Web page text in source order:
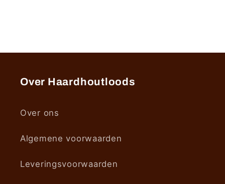
Over Haardhoutloods
Over ons
Algemene voorwaarden
Leveringsvoorwaarden